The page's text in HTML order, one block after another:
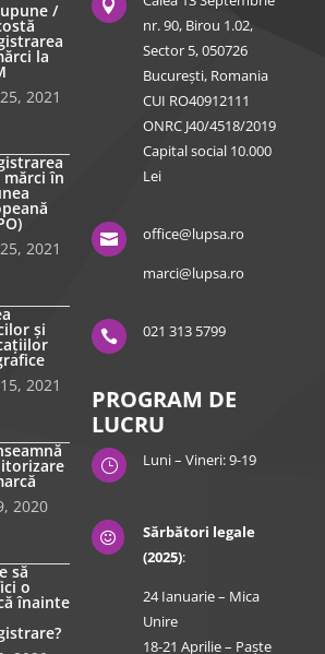
/
la
2021
mărci în
2021
și
2021
2020
să
o
înainte

nr. 90, Birou 1.02,
Sector 5, 050726
București, Romania
CUI RO40912111
ONRC J40/4518/2019
Capital social 10.000
Lei

office@lupsa.ro
marci@lupsa.ro
 021 313 5799
PROGRAM DE
LUCRU
} Luni – Vineri: 9-19

Sărbători legale
(2025):
24 Ianuarie – Mica
Unire
18-21 Aprilie – Paște